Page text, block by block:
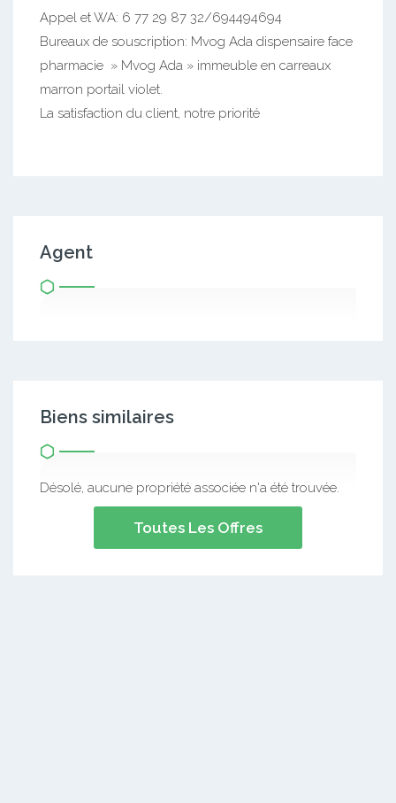
Appel et WA: 6 77 29 87 32/694494694
Bureaux de souscription: Mvog Ada dispensaire face
pharmacie » Mvog Ada » immeuble en carreaux
marron portail violet.
La satisfaction du client, notre priorité
Agent
Biens similaires
Désolé, aucune propriété associée n'a été trouvée.
Toutes Les Offres